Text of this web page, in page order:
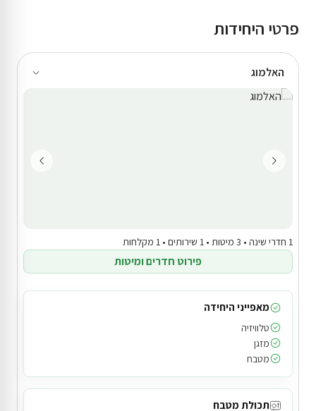
פרטי היחידות
האלמוג
1 חדרי שינה • 3 מיטות • 1 שירותים • 1 מקלחות
פירוט חדרים ומיטות
מאפייני היחידה
טלוויזיה
מזגן
מטבח
תכולת מטבח